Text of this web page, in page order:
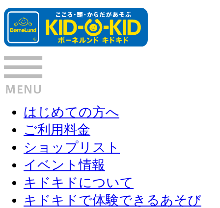
はじめての方へ
ご利用料金
ショップリスト
イベント情報
キドキドについて
キドキドで体験できるあそび